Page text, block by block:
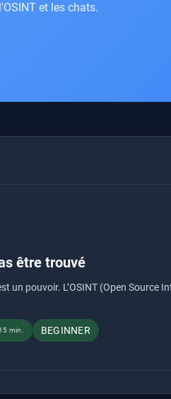
et les chats.
être trouvé
pouvoir. L’OSINT (Open Source
min. BEGINNER